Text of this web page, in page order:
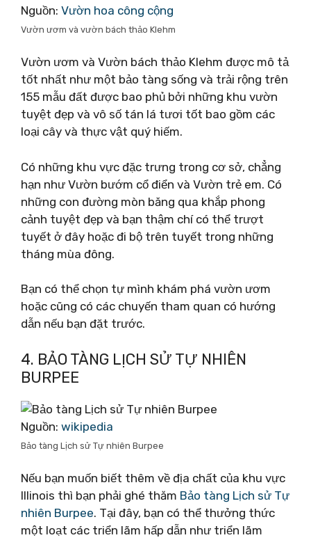
Nguồn: Vườn hoa công cộng
Vườn ươm và vườn bách thảo Klehm
Vườn ươm và Vườn bách thảo Klehm được mô tả
tốt nhất như một bảo tàng sống và trải rộng trên
155 mẫu đất được bao phủ bởi những khu vườn
tuyệt đẹp và vô số tán lá tươi tốt bao gồm các
loại cây và thực vật quý hiếm.
Có những khu vực đặc trưng trong cơ sở, chẳng
hạn như Vườn bướm cổ điển và Vườn trẻ em. Có
những con đường mòn băng qua khắp phong
cảnh tuyệt đẹp và bạn thậm chí có thể trượt
tuyết ở đây hoặc đi bộ trên tuyết trong những
tháng mùa đông.
Bạn có thể chọn tự mình khám phá vườn ươm
hoặc cũng có các chuyến tham quan có hướng
dẫn nếu bạn đặt trước.
4. BẢO TÀNG LỊCH SỬ TỰ NHIÊN
BURPEE
Nguồn: wikipedia
Bảo tàng Lịch sử Tự nhiên Burpee
Nếu bạn muốn biết thêm về địa chất của khu vực
Illinois thì bạn phải ghé thăm Bảo tàng Lịch sử Tự
nhiên Burpee. Tại đây, bạn có thể thưởng thức
một loạt các triển lãm hấp dẫn như triển lãm